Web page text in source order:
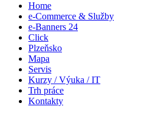
Home
e-Commerce & Služby
e-Banners 24
Click
Plzeňsko
Mapa
Servis
Kurzy / Výuka / IT
Trh práce
Kontakty